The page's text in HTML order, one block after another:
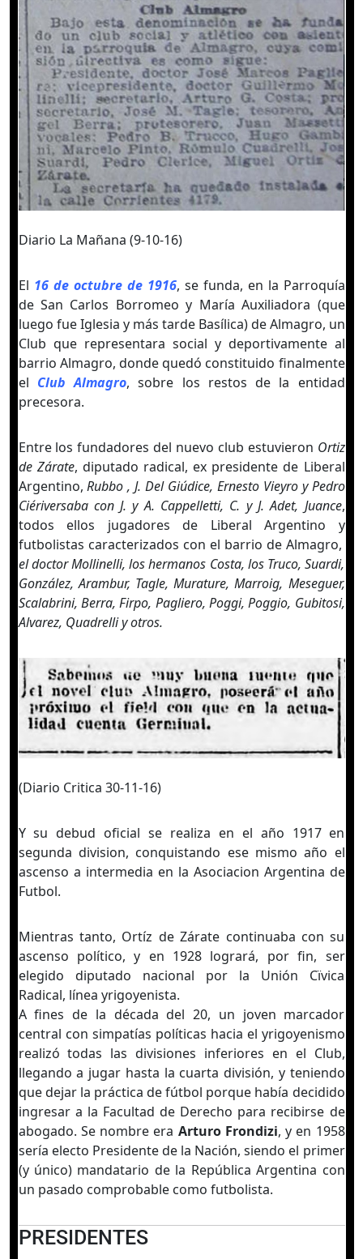
Diario La Mañana (9-10-16)
El 16 de octubre de 1916, se funda, en la Parroquía
de San Carlos Borromeo y María Auxiliadora (que
luego fue Iglesia y más tarde Basílica) de Almagro, un
Club que representara social y deportivamente al
barrio Almagro, donde quedó constituido finalmente
el Club Almagro, sobre los restos de la entidad
precesora.
Entre los fundadores del nuevo club estuvieron Ortiz
de Zárate, diputado radical, ex presidente de Liberal
Argentino,Rubbo , J. Del Giúdice, Ernesto Vieyro y Pedro
Ciériversaba con J. y A. Cappelletti, C. y J. Adet, Juance,
todos ellos jugadores de Liberal Argentino y
futbolistas caracterizados con el barrio de Almagro,
el doctor Mollinelli, los hermanos Costa, los Truco, Suardi,
González, Arambur, Tagle, Murature, Marroig, Meseguer,
Scalabrini, Berra, Firpo, Pagliero, Poggi, Poggio, Gubitosi,
Alvarez, Quadrelli y otros.
(Diario Critica 30-11-16)
Y su debud oficial se realiza en el año 1917 en
segunda division, conquistando ese mismo año el
ascenso a intermedia en la Asociacion Argentina de
Futbol.
Mientras tanto, Ortíz de Zárate continuaba con su
ascenso político, y en 1928 logrará, por fin, ser
elegido diputado nacional por la Unión Cïvica
Radical, línea yrigoyenista.
A fines de la década del 20, un joven marcador
central con simpatías políticas hacia el yrigoyenismo
realizó todas las divisiones inferiores en el Club,
llegando a jugar hasta la cuarta división, y teniendo
que dejar la práctica de fútbol porque había decidido
ingresar a la Facultad de Derecho para recibirse de
abogado. Se nombre era Arturo Frondizi, y en 1958
sería electo Presidente de la Nación, siendo el primer
(y único) mandatario de la República Argentina con
un pasado comprobable como futbolista.
PRESIDENTES